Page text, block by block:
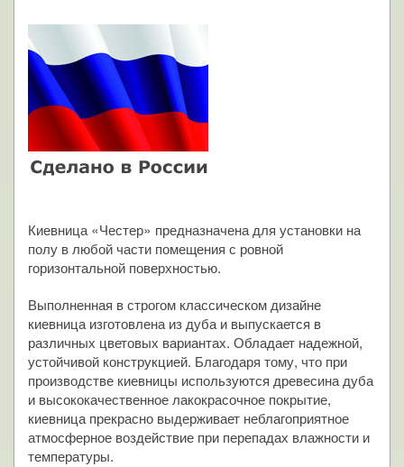
Киевница «Честер» предназначена для установки на
полу в любой части помещения с ровной
горизонтальной поверхностью.
Выполненная в строгом классическом дизайне
киевница изготовлена из дуба и выпускается в
различных цветовых вариантах. Обладает надежной,
устойчивой конструкцией. Благодаря тому, что при
производстве киевницы используются древесина дуба
и высококачественное лакокрасочное покрытие,
киевница прекрасно выдерживает неблагоприятное
атмосферное воздействие при перепадах влажности и
температуры.